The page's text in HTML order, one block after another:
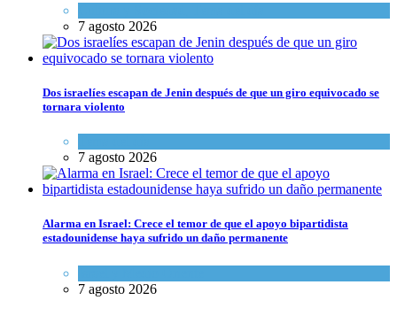
7 agosto 2026
Dos israelíes escapan de Jenin después de que un giro equivocado se
tornara violento
7 agosto 2026
Alarma en Israel: Crece el temor de que el apoyo bipartidista
estadounidense haya sufrido un daño permanente
7 agosto 2026